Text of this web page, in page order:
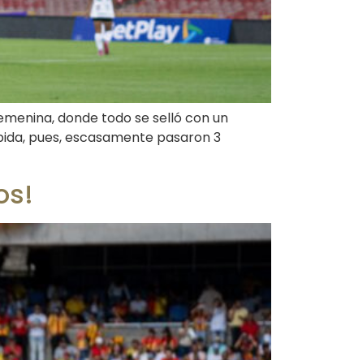
donde todo se selló con un
pues, escasamente pasaron 3